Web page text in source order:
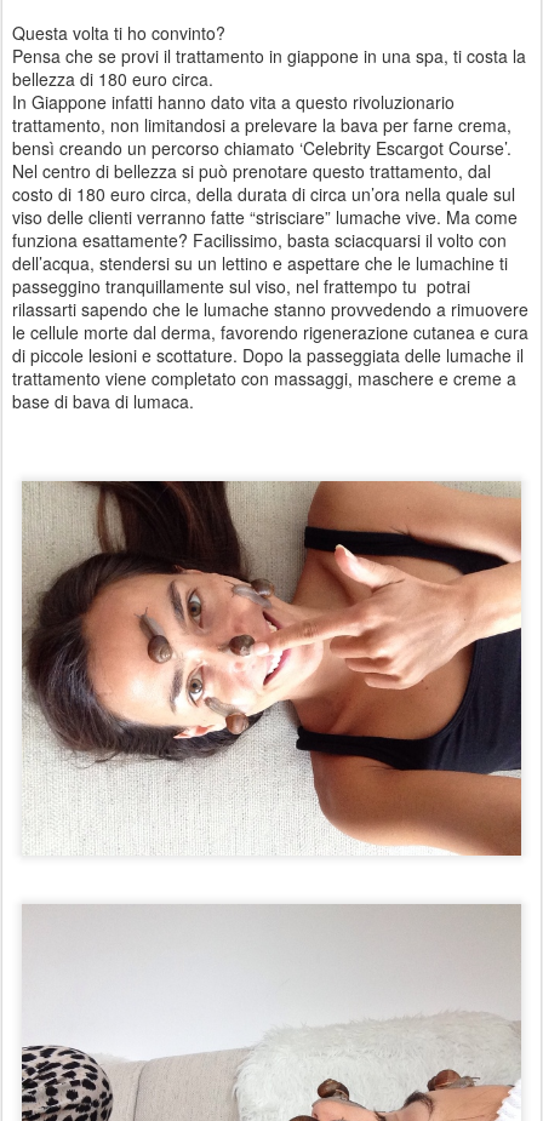
Questa volta ti ho convinto?
Pensa che se provi il trattamento in giappone in una spa, ti costa la
bellezza di 180 euro circa.
In Giappone infatti hanno dato vita a questo rivoluzionario
trattamento, non limitandosi a prelevare la bava per farne crema,
bensì creando un percorso chiamato ‘Celebrity Escargot Course’.
Nel centro di bellezza si può prenotare questo trattamento, dal
costo di 180 euro circa, della durata di circa un’ora nella quale sul
viso delle clienti verranno fatte “strisciare” lumache vive. Ma come
funziona esattamente? Facilissimo, basta sciacquarsi il volto con
dell’acqua, stendersi su un lettino e aspettare che le lumachine ti
passeggino tranquillamente sul viso, nel frattempo tu potrai
rilassarti sapendo che le lumache stanno provvedendo a rimuovere
le cellule morte dal derma, favorendo rigenerazione cutanea e cura
di piccole lesioni e scottature. Dopo la passeggiata delle lumache il
trattamento viene completato con massaggi, maschere e creme a
base di bava di lumaca.